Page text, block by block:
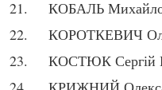
КОБАЛЬ Михайло
КОРОТКЕВИЧ
КОСТЮК Сергій